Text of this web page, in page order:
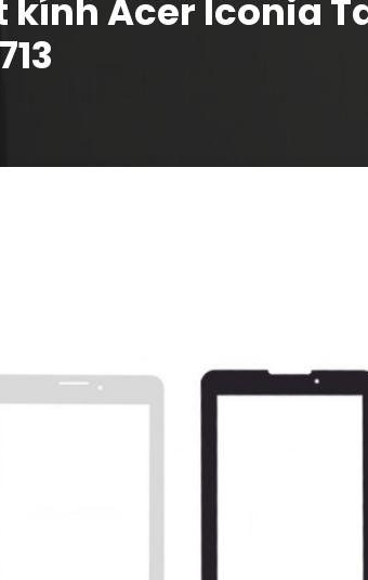
kính Acer Iconia